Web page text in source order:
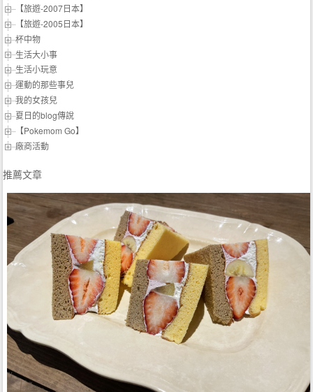
【旅遊-2007日本】
【旅遊-2005日本】
杯中物
生活大小事
生活小玩意
運動的那些事兒
我的女孩兒
夏日的blog傳說
【Pokemom Go】
廠商活動
推薦文章